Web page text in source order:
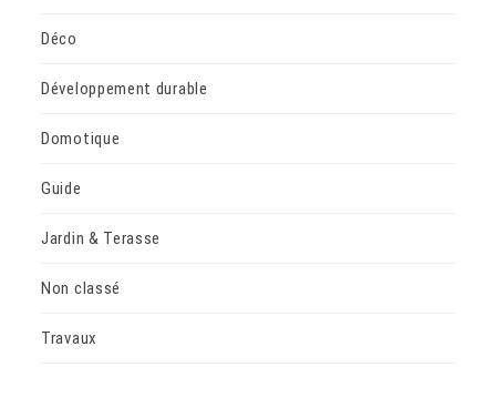
Déco
Développement durable
Domotique
Guide
Jardin & Terasse
Non classé
Travaux